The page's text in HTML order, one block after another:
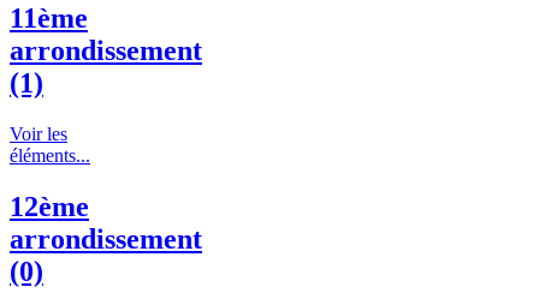
11ème
arrondissement
(1)
Voir les
éléments...
12ème
arrondissement
(0)